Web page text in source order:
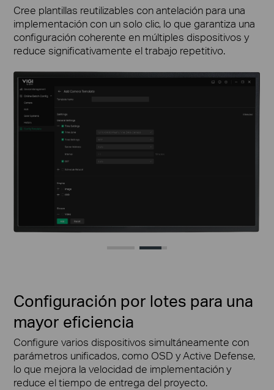
Cree plantillas reutilizables con antelación para una
implementación con un solo clic, lo que garantiza una
configuración coherente en múltiples dispositivos y
reduce significativamente el trabajo repetitivo.
Configuración por lotes para una
mayor eficiencia
Configure varios dispositivos simultáneamente con
parámetros unificados, como OSD y Active Defense,
lo que mejora la velocidad de implementación y
reduce el tiempo de entrega del proyecto.